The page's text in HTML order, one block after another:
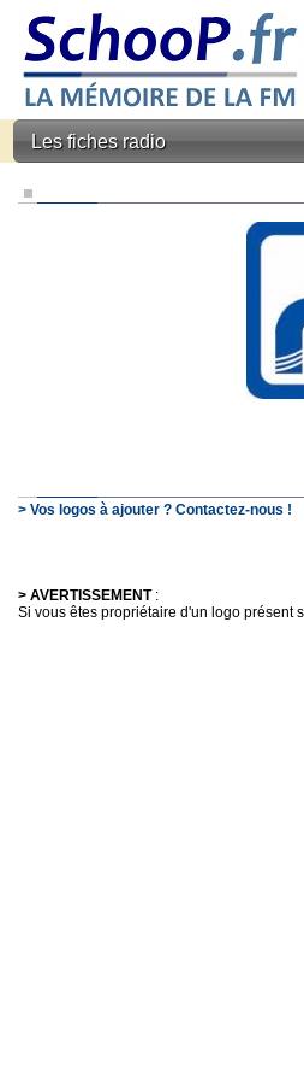
Les fiches radio
> Vos logos à ajouter ? Contactez-nous !
> AVERTISSEMENT:
Si vous êtes propriétaire d'un logo présent